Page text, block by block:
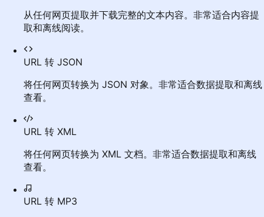
从任何网页提取并下载完整的文本内容。非常适合内容提
取和离线阅读。
URL 转 JSON
将任何网页转换为 JSON 对象。非常适合数据提取和离线
查看。
URL 转 XML
将任何网页转换为 XML 文档。非常适合数据提取和离线
查看。
URL 转 MP3